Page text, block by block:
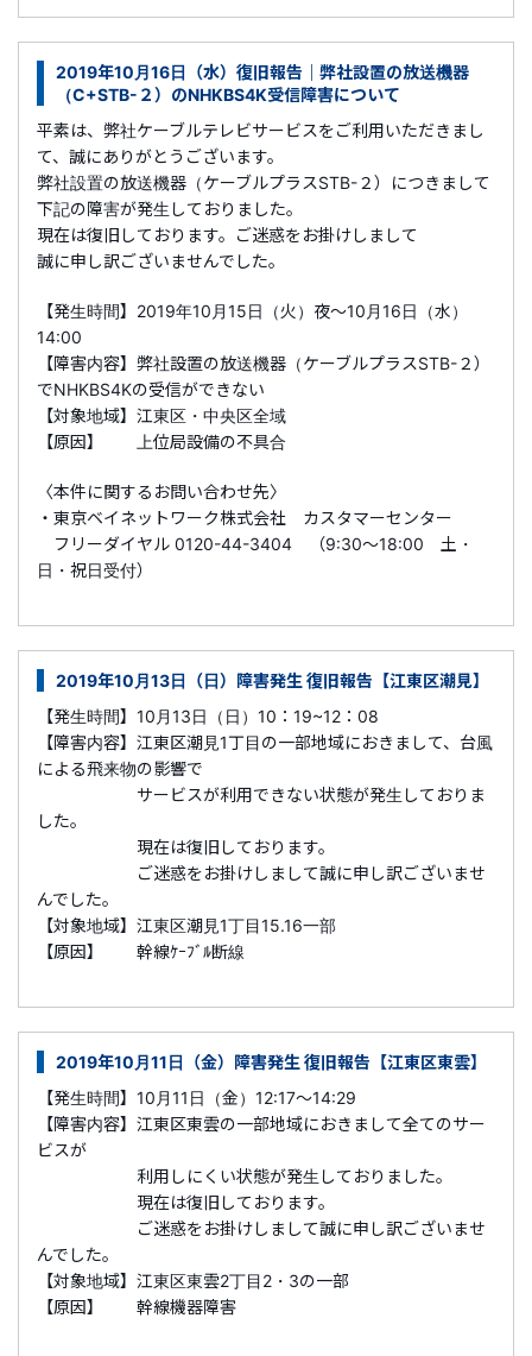
2019年10月16日（水）復旧報告｜弊社設置の放送機器
（C+STB-２）のNHKBS4K受信障害について
平素は、弊社ケーブルテレビサービスをご利用いただきまし
て、誠にありがとうございます。
弊社設置の放送機器（ケーブルプラスSTB-２）につきまして
下記の障害が発生しておりました。
現在は復旧しております。ご迷惑をお掛けしまして
誠に申し訳ございませんでした。
【発生時間】2019年10月15日（火）夜～10月16日（水）
14:00
【障害内容】弊社設置の放送機器（ケーブルプラスSTB-２）
でNHKBS4Kの受信ができない
【対象地域】江東区・中央区全域
【原因】 上位局設備の不具合
〈本件に関するお問い合わせ先〉
・東京ベイネットワーク株式会社 カスタマーセンター
フリーダイヤル 0120-44-3404 （9:30～18:00 土・
日・祝日受付）
2019年10月13日（日）障害発生 復旧報告【江東区潮見】
【発生時間】10月13日（日）10：19~12：08
【障害内容】江東区潮見1丁目の一部地域におきまして、台風
による飛来物の影響で
サービスが利用できない状態が発生しておりま
した。
現在は復旧しております。
ご迷惑をお掛けしまして誠に申し訳ございませ
んでした。
【対象地域】江東区潮見1丁目15.16一部
【原因】 幹線ｹｰﾌﾞﾙ断線
2019年10月11日（金）障害発生 復旧報告【江東区東雲】
【発生時間】10月11日（金）12:17～14:29
【障害内容】江東区東雲の一部地域におきまして全てのサー
ビスが
利用しにくい状態が発生しておりました。
現在は復旧しております。
ご迷惑をお掛けしまして誠に申し訳ございませ
んでした。
【対象地域】江東区東雲2丁目2・3の一部
【原因】 幹線機器障害